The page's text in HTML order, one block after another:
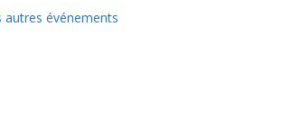
autres événements